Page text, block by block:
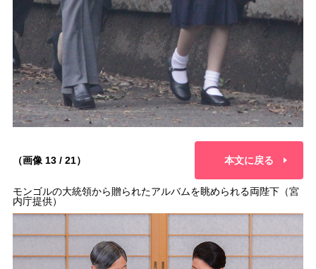
（画像 13 / 21） 本文に戻る
モンゴルの大統領から贈られたアルバムを眺められる両陛下（宮
内庁提供）